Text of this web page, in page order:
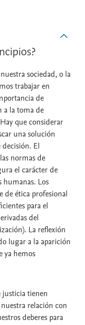
sociedad, o la
trabajar en
de
a la toma de
que considerar
una solución
El
normas de
el carácter de
humanas. Los
de ética profesional
para el
del
La reflexión
lugar a la aparición
ya hemos
justicia tienen
relación con
deberes para